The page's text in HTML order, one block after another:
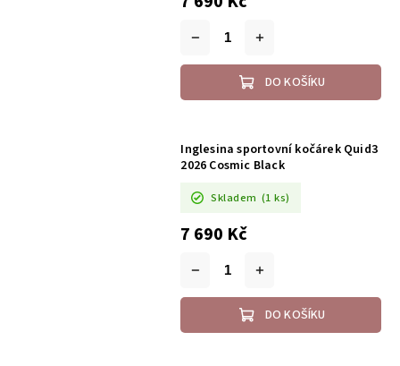
DO KOŠÍKU
Inglesina sportovní kočárek Quid3
2026 Cosmic Black
Skladem (1 ks)
7 690 Kč
DO KOŠÍKU